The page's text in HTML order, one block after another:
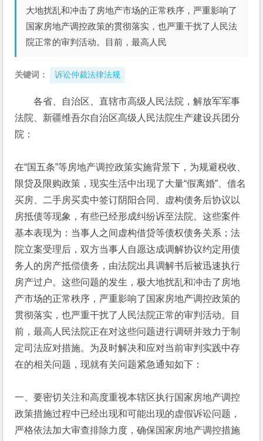
大地扰乱和冲击了房地产市场的正常秩序，严重影响了
国家房地产调控政策的贯彻落实，也严重干扰了人民法
院正常的审判活动。目前，最高人民
关键词： 诉讼仲裁法律法规
各省、自治区、直辖市高级人民法院，解放军军事
法院、新疆维吾尔自治区高级人民法院生产建设兵团分
院：
在“国五条”等房地产调控政策实施背景下，为规避税收、
限贷及限购政策，现实生活中出现了大量“假离婚”、借名
买房、二手房买卖中签订阴阳合同、虚构债务后协议以
房抵债等现象，有些已经形成纠纷诉至法院。这些案件
基本表现为：当事人之间虚构借贷等债权债务关系；法
院立案受理后，双方当事人自愿达成调解协议约定用债
务人的房产抵偿债务，由法院出具调解书后被迅速执行
房产过户。这些问题的发生，极大地扰乱和冲击了房地
产市场的正常秩序，严重影响了国家房地产调控政策的
贯彻落实，也严重干扰了人民法院正常的审判活动。目
前，最高人民法院正在对这些问题进行调研并致力于制
定司法应对措施。为及时解决和应对当前审判实践中存
在的相关问题，现就有关问题紧急通知如下：
一、要密切关注和高度重视本辖区执行国家房地产调控
政策措施过程中已经出现和可能出现的虚假诉讼问题，
严格依法加大审查排除力度，确保国家房地产调控措施